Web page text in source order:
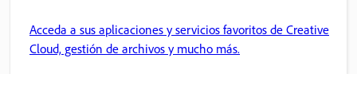
Acceda a sus aplicaciones y servicios favoritos de Creative
Cloud, gestión de archivos y mucho más.